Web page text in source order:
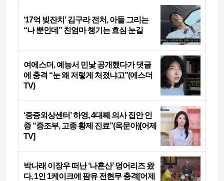
‘17억 빚잔치’ 김구라 전처, 아들 그리는
“나 뿐인데” 친엄마 챙기는 효심 눈길
여에스더, 예능서 민낯 공개했다가 댓글
에 충격 “눈 왜 저렇게 처졌냐고”(에스더
TV)
‘중증외상센터’ 하영, 4대째 의사 집안 인
증 “증조부, 고종 황제 진료”(옥문아)[어제
TV]
박나래 이장우 떠난 ‘나혼산’ 덩어리즈 왔
다, 1인 1케이크에 팜유 전현무 충격[어제